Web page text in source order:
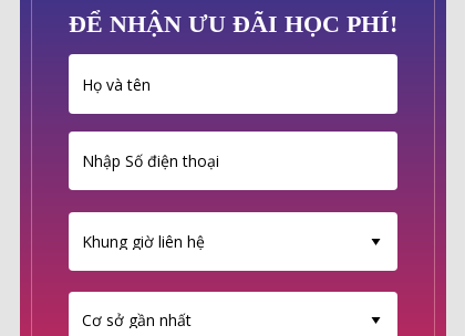
ĐỂ NHẬN ƯU ĐÃI HỌC PHÍ!